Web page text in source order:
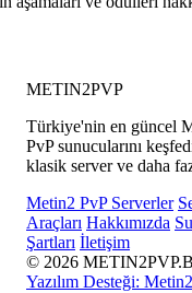
METIN2PVP
Türkiye'nin en güncel
PvP sunucularını
klasik server ve daha
Metin2 PvP Serverler
Araçları Hakkımızda
Şartları İletişim
© 2026
Yazılım Desteği: